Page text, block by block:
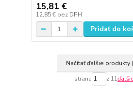
15,81 €
12,85 € bez DPH
Pridať do
Načítať ďalšie produkty
strana z 11